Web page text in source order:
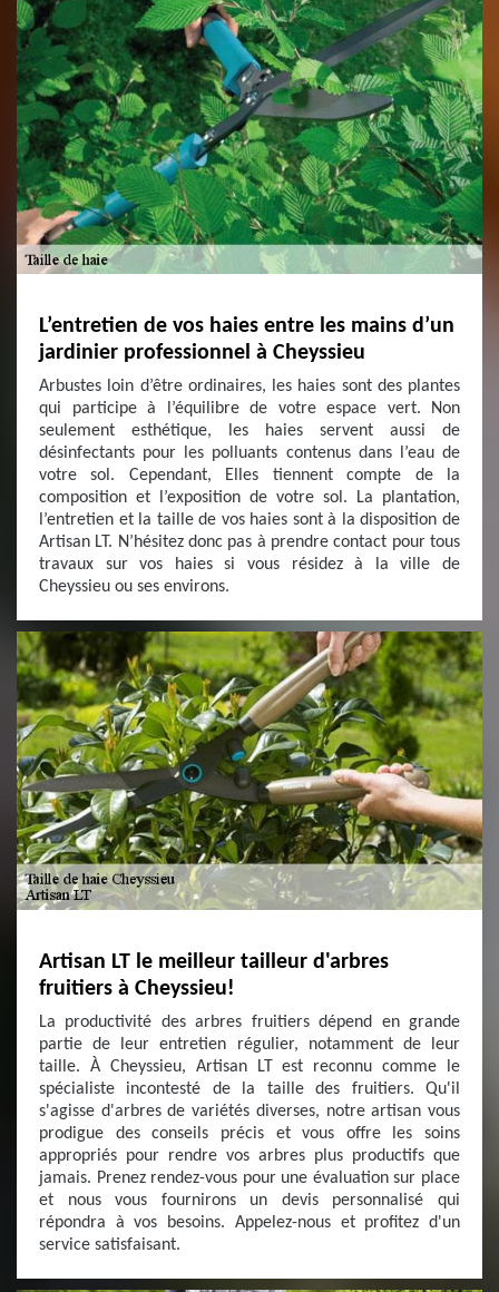
L’entretien de vos haies entre les mains d’un
jardinier professionnel à Cheyssieu
Arbustes loin d’être ordinaires, les haies sont des plantes
qui participe à l’équilibre de votre espace vert. Non
seulement esthétique, les haies servent aussi de
désinfectants pour les polluants contenus dans l’eau de
votre sol. Cependant, Elles tiennent compte de la
composition et l’exposition de votre sol. La plantation,
l’entretien et la taille de vos haies sont à la disposition de
Artisan LT. N’hésitez donc pas à prendre contact pour tous
travaux sur vos haies si vous résidez à la ville de
Cheyssieu ou ses environs.
Artisan LT le meilleur tailleur d'arbres
fruitiers à Cheyssieu!
La productivité des arbres fruitiers dépend en grande
partie de leur entretien régulier, notamment de leur
taille. À Cheyssieu, Artisan LT est reconnu comme le
spécialiste incontesté de la taille des fruitiers. Qu'il
s'agisse d'arbres de variétés diverses, notre artisan vous
prodigue des conseils précis et vous offre les soins
appropriés pour rendre vos arbres plus productifs que
jamais. Prenez rendez-vous pour une évaluation sur place
et nous vous fournirons un devis personnalisé qui
répondra à vos besoins. Appelez-nous et profitez d'un
service satisfaisant.